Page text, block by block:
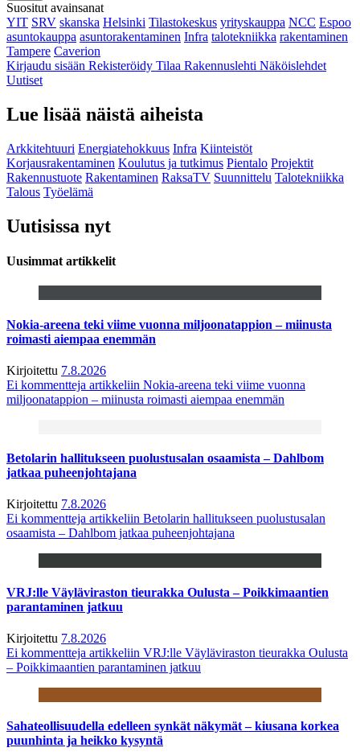
Suositut avainsanat
YIT SRV skanska Helsinki Tilastokeskus yrityskauppa NCC Espoo
asuntokauppa asuntorakentaminen Infra talotekniikka rakentaminen
Tampere Caverion
Kirjaudu sisään Rekisteröidy Tilaa Rakennuslehti Näköislehdet
Uutiset
Lue lisää näistä aiheista
Arkkitehtuuri Energiatehokkuus Infra Kiinteistöt
Korjausrakentaminen Koulutus ja tutkimus Pientalo Projektit
Rakennustuote Rakentaminen RaksaTV Suunnittelu Talotekniikka
Talous Työelämä
Uutisissa nyt
Uusimmat artikkelit
Nokia-areena teki viime vuonna miljoonatappion – miinusta
roimasti aiempaa enemmän
Kirjoitettu 7.8.2026
Ei kommentteja artikkeliin Nokia-areena teki viime vuonna
miljoonatappion – miinusta roimasti aiempaa enemmän
Betolarin hallitukseen puolustusalan osaamista – Dahlbom
jatkaa puheenjohtajana
Kirjoitettu 7.8.2026
Ei kommentteja artikkeliin Betolarin hallitukseen puolustusalan
osaamista – Dahlbom jatkaa puheenjohtajana
VRJ:lle Väyläviraston tieurakka Oulusta – Poikkimaantien
parantaminen jatkuu
Kirjoitettu 7.8.2026
Ei kommentteja artikkeliin VRJ:lle Väyläviraston tieurakka Oulusta
– Poikkimaantien parantaminen jatkuu
Sahateollisuudella edelleen synkät näkymät – kiusana korkea
puunhinta ja heikko kysyntä